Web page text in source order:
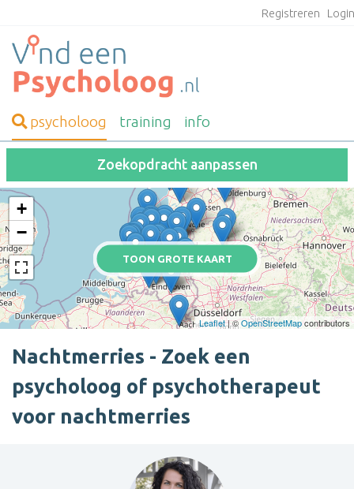
Registreren
psycholoog training info
Zoekopdracht aanpassen
TOON GROTE KAART
+
−
Leaflet| ©OpenStreetMapcontributors
Nachtmerries - Zoek een
psycholoog of psychotherapeut
voor nachtmerries